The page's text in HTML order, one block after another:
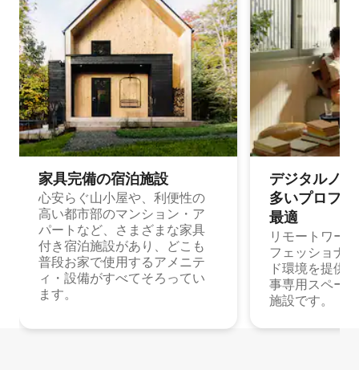
家具完備の宿⁠泊⁠施⁠設
心安らぐ山小屋や、利便性の
高い都市部のマンション・ア
パートなど、さまざまな家具
付き宿泊施設があり、どこも
普段お家で使用するアメニテ
ィ・設備がすべてそろってい
ます。
デジタルノ
多⁠いプ⁠ロ⁠フ⁠
最⁠適
リモートワー
フェッショナ
ド環境を提供
事専用スペー
施設です。